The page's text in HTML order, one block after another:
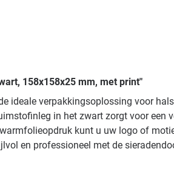
158x158x25 mm, met print"
ideale verpakkingsoplossing voor
in het zwart zorgt voor een
kunt u uw logo of
en professioneel met de